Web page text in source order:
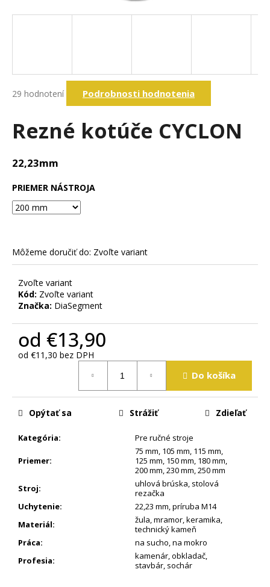
hodnotenie
4,6
hviezdičiek.
29 hodnotení Podrobnosti hodnotenia
Rezné kotúče CYCLON
22,23mm
PRIEMER NÁSTROJA
Môžeme doručiť do: Zvoľte variant
Zvoľte variant
Kód: Zvoľte variant
Značka: DiaSegment
od €13,90
od €11,30 bez DPH
Do košíka
Kategória: Pre ručné stroje
Priemer:
75 mm 105 mm 115 mm
125 mm 150 mm 180 mm
200 mm 230 mm 250 mm
Stroj: uhlová brúska stolová
rezačka
Uchytenie: 22,23 mm príruba M14
Materiál: žula mramor keramika
technický kameň
Práca: na sucho na mokro
Profesia: kamenár obkladač
stavbár sochár
Opýtať sa Strážiť Zdieľať
á
?
Hľadať
O
d
p
o
č
a
m
e